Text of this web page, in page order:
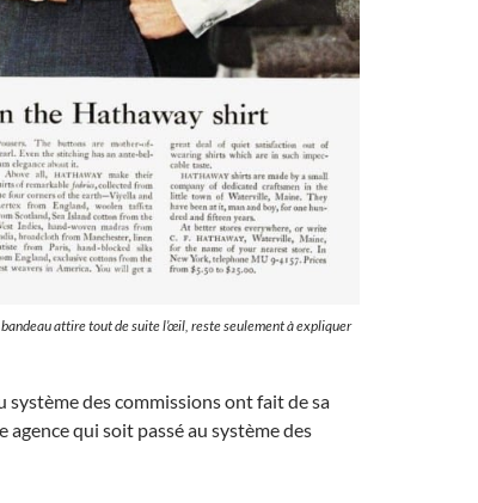
bandeau attire tout de suite l’œil, reste seulement à expliquer
système des commissions ont fait de sa
agence qui soit passé au système des